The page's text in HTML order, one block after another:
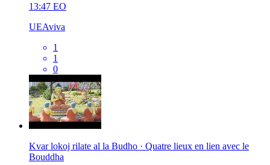
13:47 EO
UEAviva
1
1
0
Kvar lokoj rilate al la Budho · Quatre lieux en lien avec le
Bouddha